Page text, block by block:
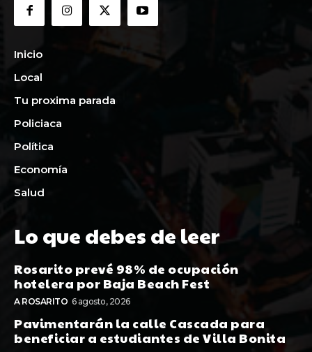
Inicio
Local
Tu proxima parada
Policiaca
Política
Economía
Salud
Lo que debes de leer
Rosarito prevé 98% de ocupación
hotelera por Baja Beach Fest
A ROSARITO 6 agosto, 2026
Pavimentarán la calle Cascada para
beneficiar a estudiantes de Villa Bonita